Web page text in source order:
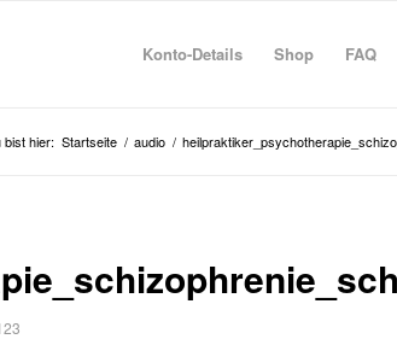
Konto-Details Shop FAQ
bist hier: Startseite / audio /